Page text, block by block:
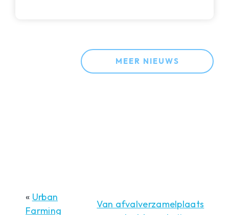
MEER NIEUWS
« Urban
Farming
Van afvalverzamelplaats